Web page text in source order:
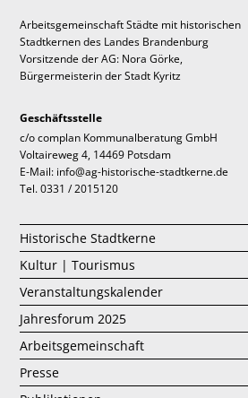
Arbeitsgemeinschaft Städte mit historischen
Stadtkernen des Landes Brandenburg
Vorsitzende der AG: Nora Görke,
Bürgermeisterin der Stadt Kyritz
Geschäftsstelle
c/o complan Kommunalberatung GmbH
Voltaireweg 4, 14469 Potsdam
E-Mail: info@ag-historische-stadtkerne.de
Tel. 0331 / 2015120
Historische Stadtkerne
Kultur | Tourismus
Veranstaltungskalender
Jahresforum 2025
Arbeitsgemeinschaft
Presse